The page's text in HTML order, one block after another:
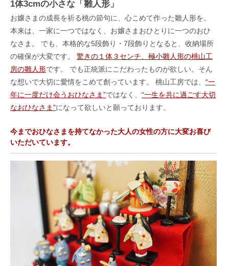
1体3cmの小さな「雛人形」
お嬢さまの成長を祈る桃の節句に、心こめて作った雛人形を。
本来は、一家に一つではなく、お嬢さまおひとりに一つのおひ
なさま。 でも、本格的な5段飾り・7段飾りとなると、收納場所
の確保が大変です。 驚きの１体３センチ、極小雛人形の桃山工
房の雛人形です。 でも正統派にこだわったものが欲しい。そん
な想いで大切に愛情をこめて創っています。 桃山工房では、 “一
年に一度だけ会うおひなさま”ではなく、 “一生を共に過ごす大切
なおひなさま”になって欲しいと願っております。
今までおひなさまを持てなかった大人の女性の方に大変お喜び
いただいています。